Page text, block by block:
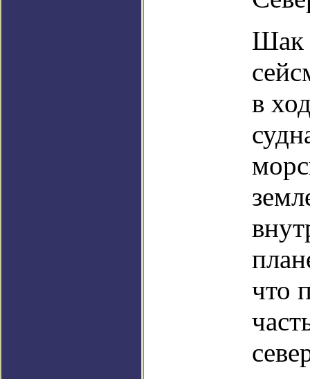
Шак
в
что